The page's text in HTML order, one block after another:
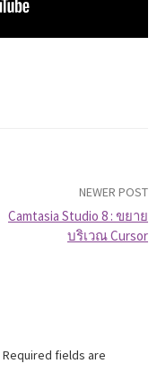
NEWER POST
Camtasia Studio 8 : ขยาย
บริเวณ Cursor
Required fields are